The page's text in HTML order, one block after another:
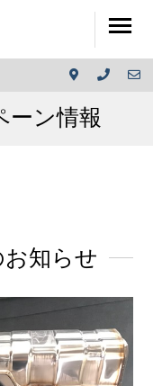
ーン情報
知らせ